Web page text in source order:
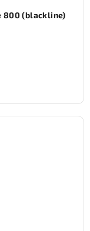
800 (blackline)